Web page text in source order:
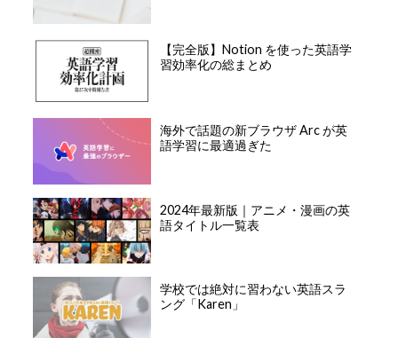
【完全版】Notion を使った英語学
習効率化の総まとめ
海外で話題の新ブラウザ Arc が英
語学習に最適過ぎた
2024年最新版｜アニメ・漫画の英
語タイトル一覧表
学校では絶対に習わない英語スラ
ング「Karen」